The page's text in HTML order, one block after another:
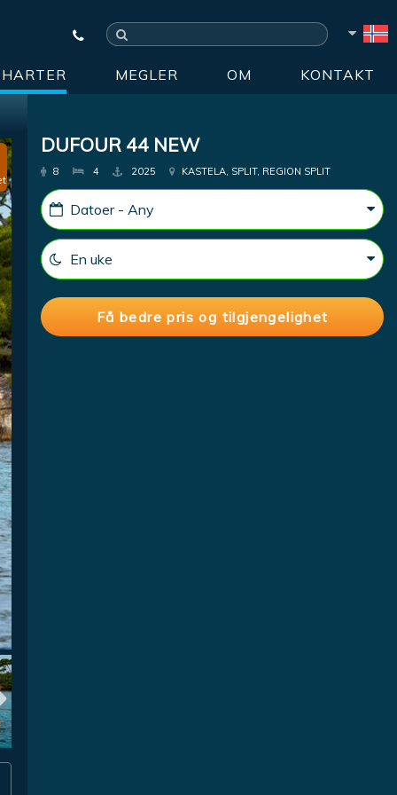
MEGLER OM KONTAKT
DUFOUR 44 NEW
8 4 2025 KASTELA, SPLIT, REGION SPLIT